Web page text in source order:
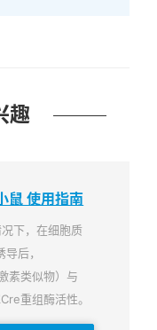
趣
使用指南
下，在细胞质
后，
素类似物）与
重组酶活性。